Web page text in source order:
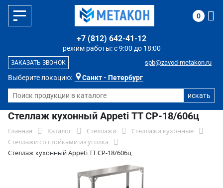
Выберите локацию: Санкт - Петербург
режим работы: с 9:00 до 18:00
+7 (812) 642-41-12
spb@zavod-metakon.ru
ЗАКАЗАТЬ ЗВОНОК
0
Стеллаж кухонный Appeti ТТ СР-18/606ц
Главная Каталог Стеллажи
Стеллажи кухонные
Стеллажи со стойками из уголка
Стеллаж кухонный Appeti ТТ СР-18/606ц